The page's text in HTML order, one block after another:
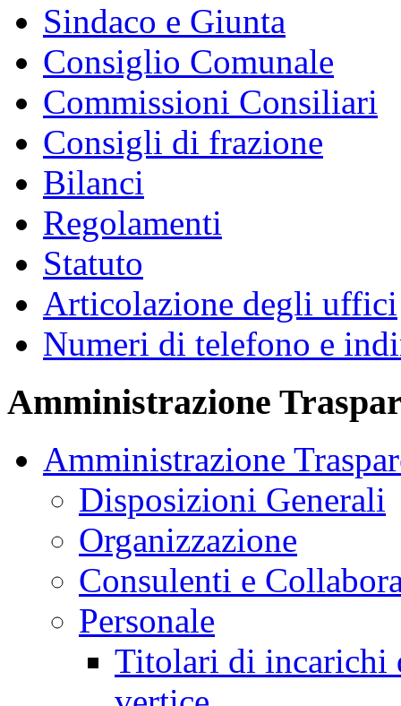
Sindaco e Giunta
Consiglio Comunale
Commissioni Consiliari
Consigli di frazione
Bilanci
Regolamenti
Statuto
Articolazione degli uffici
Numeri di telefono e
Amministrazione
Amministrazione
Disposizioni Generali
Organizzazione
Consulenti e
Personale
Titolari di incarichi